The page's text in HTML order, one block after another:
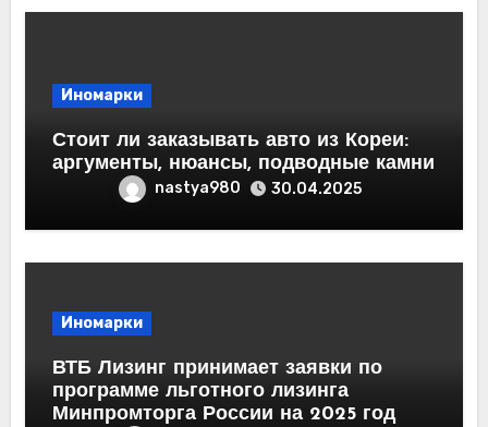
Иномарки
Стоит ли заказывать авто из Кореи:
аргументы, нюансы, подводные камни
nastya980 30.04.2025
Иномарки
ВТБ Лизинг принимает заявки по
программе льготного лизинга
Минпромторга России на 2025 год